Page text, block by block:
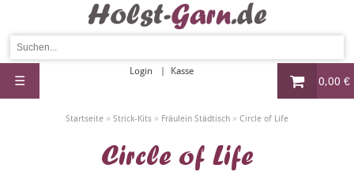
0,00 €
Login Kasse
☰
Startseite » Strick-Kits » Fräulein Städtisch » Circle of Life
Circle of Life